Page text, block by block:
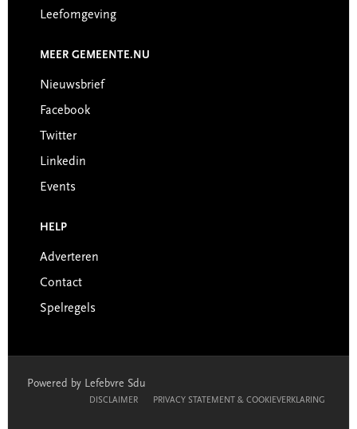
Leefomgeving
MEER GEMEENTE.NU
Nieuwsbrief
Facebook
Twitter
Linkedin
Events
HELP
Adverteren
Contact
Spelregels
Powered by Lefebvre Sdu
DISCLAIMER PRIVACY STATEMENT & COOKIEVERKLARING